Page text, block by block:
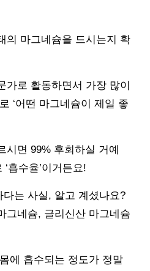
의 마그네슘을 드시는지 확
가로 활동하면서 가장 많이
‘어떤 마그네슘이 제일 좋
시면 99% 후회하실 거예
흡수율’이거든요!
는 사실, 알고 계셨나요?
그네슘, 글리신산 마그네슘
에 흡수되는 정도가 정말